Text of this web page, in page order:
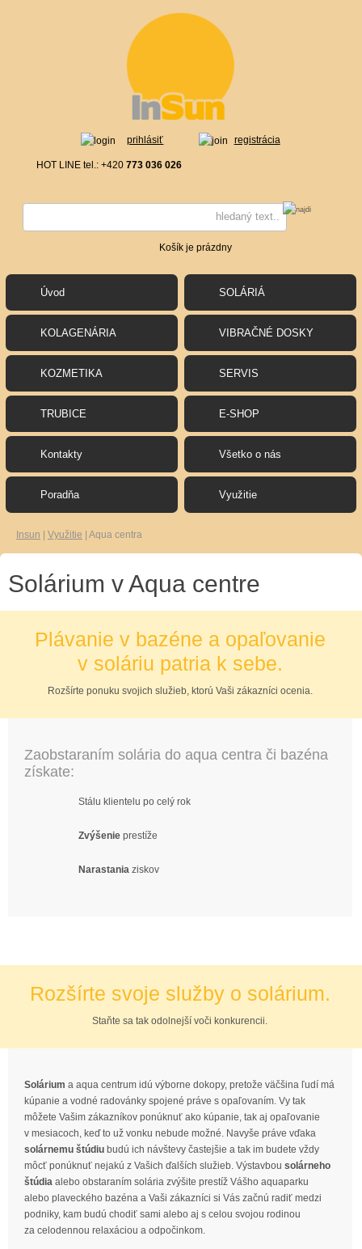
registrácia
prihlásiť
HOT LINE tel.: +420 773 036 026
Košík je prázdny
Úvod SOLÁRIÁ
KOLAGENÁRIA VIBRAČNÉ DOSKY
KOZMETIKA SERVIS
TRUBICE E-SHOP
Kontakty Všetko o nás
Poradňa Využitie
Insun | Využitie | Aqua centra
Solárium v Aqua centre
Plávanie v bazéne a opaľovanie
v soláriu patria k sebe.
Rozšírte ponuku svojich služieb, ktorú Vaši zákazníci ocenia.
Zaobstaraním solária do aqua centra či bazéna
získate:
Stálu klientelu po celý rok
Zvýšenie prestíže
Narastania ziskov
Rozšírte svoje služby o solárium.
Staňte sa tak odolnejší voči konkurencii.
Solárium a aqua centrum idú výborne dokopy, pretože väčšina ľudí má
kúpanie a vodné radovánky spojené práve s opaľovaním. Vy tak
môžete Vašim zákazníkov ponúknuť ako kúpanie, tak aj opaľovanie
v mesiacoch, keď to už vonku nebude možné. Navyše práve vďaka
solárnemu štúdiu budú ich návštevy častejšie a tak im budete vždy
môcť ponúknuť nejakú z Vašich ďalších služieb. Výstavbou solárneho
štúdia alebo obstaraním solária zvýšite prestíž Vášho aquaparku
alebo plaveckého bazéna a Vaši zákazníci si Vás začnú radiť medzi
podniky, kam budú chodiť sami alebo aj s celou svojou rodinou
za celodennou relaxáciou a odpočinkom.